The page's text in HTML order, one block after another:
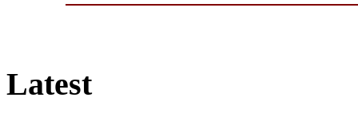
Latest